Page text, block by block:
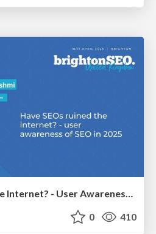
Have SEOs Ruined the Internet? - User Awareness of SEO in 2025
0 410